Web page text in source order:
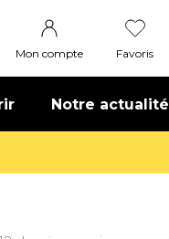
Mon compte Favoris
Notre actualité